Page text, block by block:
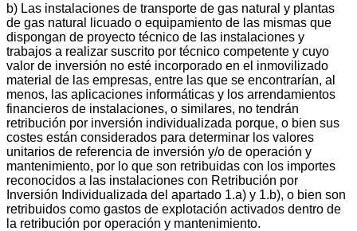
b) Las instalaciones de transporte de gas natural y plantas
de gas natural licuado o equipamiento de las mismas que
dispongan de proyecto técnico de las instalaciones y
trabajos a realizar suscrito por técnico competente y cuyo
valor de inversión no esté incorporado en el inmovilizado
material de las empresas, entre las que se encontrarían, al
menos, las aplicaciones informáticas y los arrendamientos
financieros de instalaciones, o similares, no tendrán
retribución por inversión individualizada porque, o bien sus
costes están considerados para determinar los valores
unitarios de referencia de inversión y/o de operación y
mantenimiento, por lo que son retribuidas con los importes
reconocidos a las instalaciones con Retribución por
Inversión Individualizada del apartado 1.a) y 1.b), o bien son
retribuidos como gastos de explotación activados dentro de
la retribución por operación y mantenimiento.